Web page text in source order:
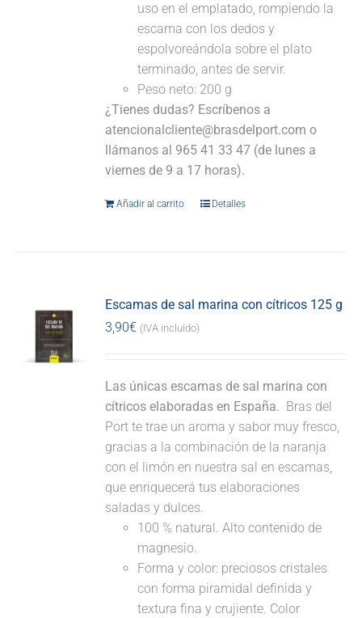
uso en el emplatado, rompiendo la
escama con los dedos y
espolvoreándola sobre el plato
terminado, antes de servir.
Peso neto: 200 g
¿Tienes dudas? Escríbenos a
atencionalcliente@brasdelport.com o
llámanos al 965 41 33 47 (de lunes a
viernes de 9 a 17 horas).
Añadir al carrito Detalles
Escamas de sal marina con cítricos 125 g
3,90€ (IVA incluido)
Las únicas escamas de sal marina con
cítricos elaboradas en España. Bras del
Port te trae un aroma y sabor muy fresco,
gracias a la combinación de la naranja
con el limón en nuestra sal en escamas,
que enriquecerá tus elaboraciones
saladas y dulces.
100 % natural. Alto contenido de
magnesio.
Forma y color: preciosos cristales
con forma piramidal definida y
textura fina y crujiente. Color